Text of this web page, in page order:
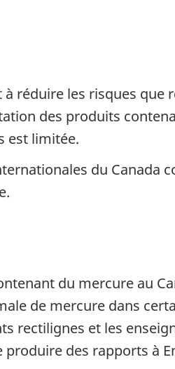
réduire les risques que
des produits
est limitée.
du Canada
du mercure au
de mercure dans
rectilignes et les
des rapports à